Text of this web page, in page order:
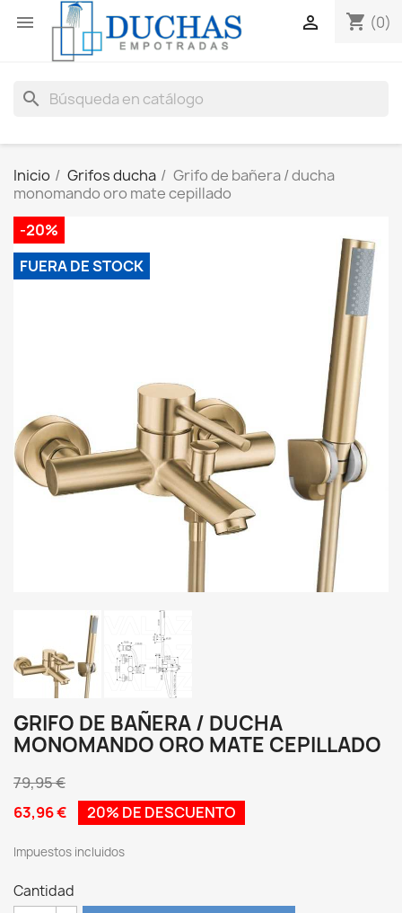
 shopping_cart (0)

search
Inicio Grifos ducha
Grifo de bañera / ducha
monomando oro mate cepillado
-20%
FUERA DE STOCK
GRIFO DE BAÑERA / DUCHA
MONOMANDO ORO MATE CEPILLADO
79,95 €
63,96 €
20% DE DESCUENTO
Impuestos incluidos
Cantidad